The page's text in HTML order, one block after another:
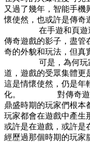
又過了幾年，智能手機
懷使然，也或許是傳奇
在手遊和頁遊這兩
傳奇遊戲的影子，盡管
奇的外貌和玩法，但真
可是，為何玩家仍
道，遊戲的受眾集體更
這是情懷使然，仍是年
化。 對傳奇遊戲產
鼎盛時期的玩家們根本
玩家都會在遊戲中
或許是在遊戲，或許是
經歷過那個時期的玩家